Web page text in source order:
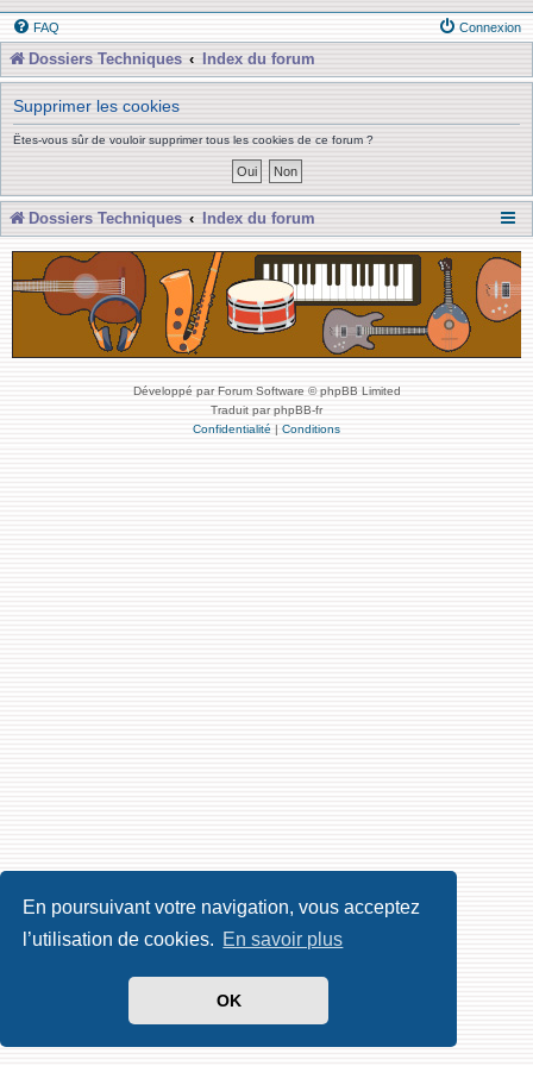
En poursuivant votre navigation, vous acceptez
l’utilisation de cookies. En savoir plus
OK
FAQ Connexion
Dossiers Techniques Index du forum
Supprimer les cookies
Êtes-vous sûr de vouloir supprimer tous les cookies de ce forum ?
Dossiers Techniques Index du forum
Développé par Forum Software © phpBB Limited
Traduit par phpBB-fr
Confidentialité | Conditions